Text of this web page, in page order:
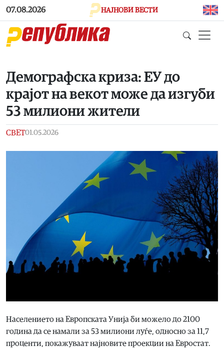
Skip to main content
07.08.2026 НАЈНОВИ ВЕСТИ
Демографска криза: ЕУ до
крајот на векот може да изгуби
53 милиони жители
СВЕТ01.05.2026
Населението на Европската Унија би можело до 2100
година да се намали за 53 милиони луѓе, односно за 11,7
проценти, покажуваат најновите проекции на Евростат.